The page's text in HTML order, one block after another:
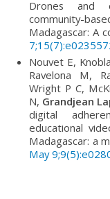
Drones and
community-
Madagascar: A
Nouvet E,
Ravelona M,
Wright P C,
N, Grandjean
digital
educational
Madagascar: a
May